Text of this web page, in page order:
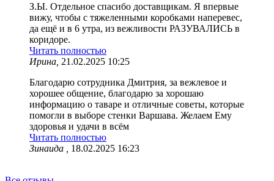
З.Ы. Отдельное спасибо доставщикам. Я впервые
вижу, чтобы с тяжеленными коробками наперевес,
да ещё и в 6 утра, из вежливости РАЗУВАЛИСЬ в
коридоре.
Читать полностью
Ирина, 21.02.2025 10:25
Благодарю сотрудника Дмитрия, за вежлевое и
хорошее общение, благодарю за хорошаю
информацию о таваре и отличные советы, которые
помогли в выборе стенки Варшава. Желаем Ему
здоровья и удачи в всём
Читать полностью
Зинаида ,
18.02.2025 16:23